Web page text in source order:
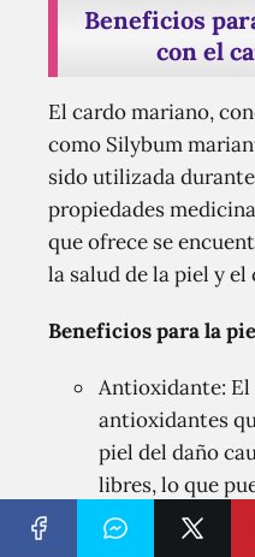
Beneficios
con el
El cardo mariano,
como Silybum
sido utilizada
propiedades
que ofrece se
la salud de la piel y el
Beneficios para la
Antioxidante: El
antioxidantes
piel del daño
libres, lo que
envejecimiento